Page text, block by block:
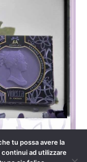
tu possa avere la
ad utilizzare